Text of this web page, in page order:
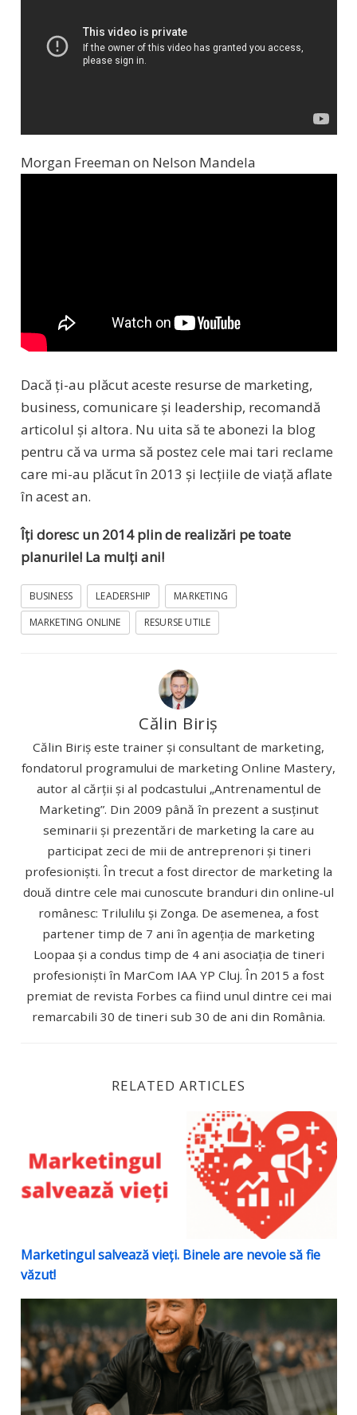
Morgan Freeman on Nelson Mandela
Dacă ți-au plăcut aceste resurse de marketing,
business, comunicare și leadership, recomandă
articolul și altora. Nu uita să te abonezi la blog
pentru că va urma să postez cele mai tari reclame
care mi-au plăcut în 2013 și lecțiile de viață aflate
în acest an.
Îți doresc un 2014 plin de realizări pe toate
planurile! La mulți ani!
BUSINESS LEADERSHIP
MARKETING
MARKETING ONLINE
RESURSE UTILE
Călin Biriș
Călin Biriș este trainer și consultant de marketing,
fondatorul programului de marketing Online Mastery,
autor al cărții și al podcastului „Antrenamentul de
Marketing”. Din 2009 până în prezent a susținut
seminarii și prezentări de marketing la care au
participat zeci de mii de antreprenori și tineri
profesioniști. În trecut a fost director de marketing la
două dintre cele mai cunoscute branduri din online-ul
românesc: Trilulilu și Zonga. De asemenea, a fost
partener timp de 7 ani în agenția de marketing
Loopaa și a condus timp de 4 ani asociația de tineri
profesioniști în MarCom IAA YP Cluj. În 2015 a fost
premiat de revista Forbes ca fiind unul dintre cei mai
remarcabili 30 de tineri sub 30 de ani din România.
RELATED ARTICLES
Marketingul salvează vieți. Binele are nevoie să fie
Marketingul salvează vieți. Binele are nevoie să fie
văzut!
Gândește ca un DJ: 3 pași ca să faci marketing de